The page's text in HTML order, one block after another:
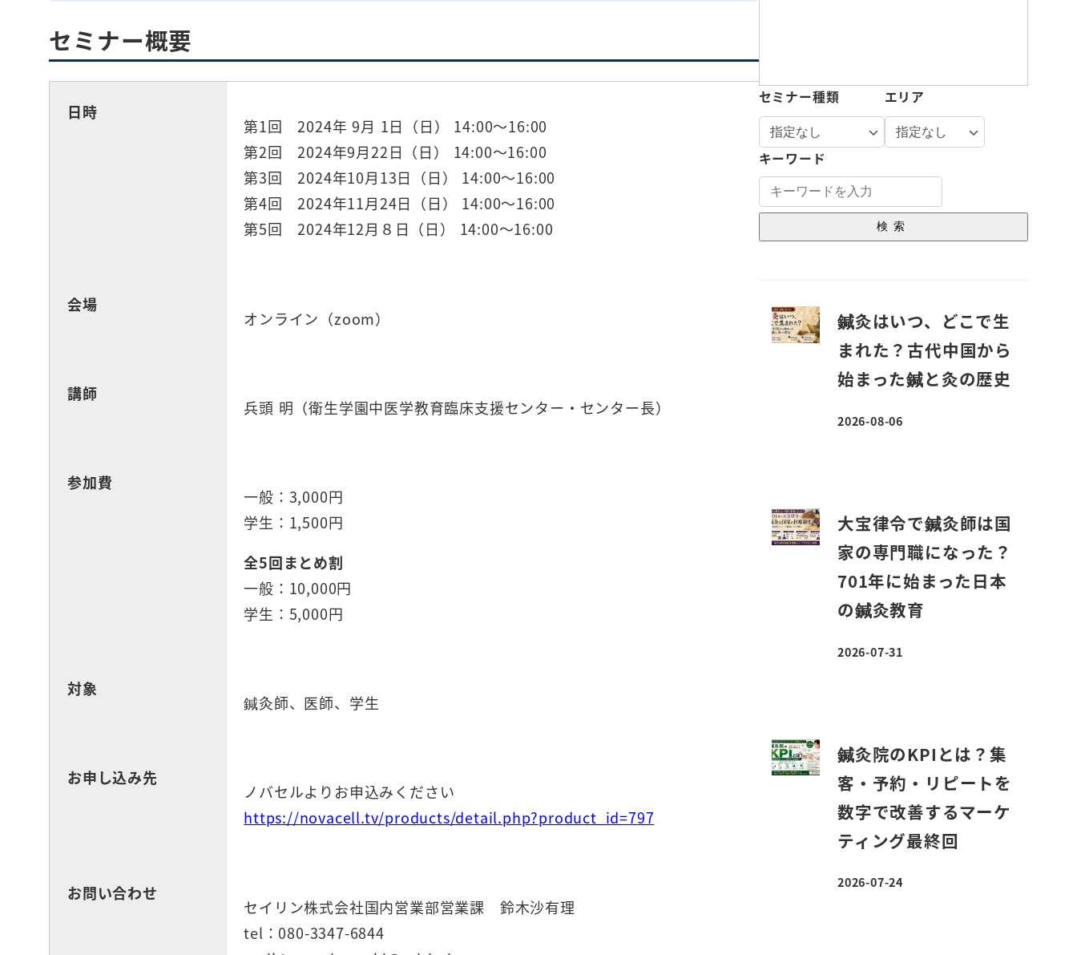
セミナー概要
日時
第1回 2024年 9月 1日（日） 14:00～16:00
第2回 2024年9月22日（日） 14:00～16:00
第3回 2024年10月13日（日） 14:00～16:00
第4回 2024年11月24日（日） 14:00～16:00
第5回 2024年12月８日（日） 14:00～16:00
会場
オンライン（zoom）
講師
兵頭 明（衛生学園中医学教育臨床支援センター・センター長）
参加費
一般：3,000円
学生：1,500円
全5回まとめ割
一般：10,000円
学生：5,000円
対象
鍼灸師、医師、学生
お申し込み先
ノバセルよりお申込みください
https://novacell.tv/products/detail.php?product_id=797
お問い合わせ
セイリン株式会社国内営業部営業課 鈴木沙有理
tel：080-3347-6844
セミナー種類 エリア
キーワード
検索
鍼灸はいつ、どこで生
まれた？古代中国から
始まった鍼と灸の歴史
投稿日
2026-08-06
大宝律令で鍼灸師は国
家の専門職になった？
701年に始まった日本
の鍼灸教育
投稿日
2026-07-31
鍼灸院のKPIとは？集
客・予約・リピートを
数字で改善するマーケ
ティング最終回
投稿日
2026-07-24